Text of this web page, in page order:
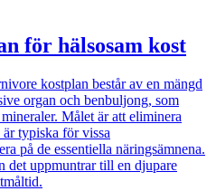
för hälsosam kost
kostplan består av en mängd
organ och benbuljong, som
Målet är att eliminera
typiska för vissa
på de essentiella näringsämnena.
det uppmuntrar till en djupare